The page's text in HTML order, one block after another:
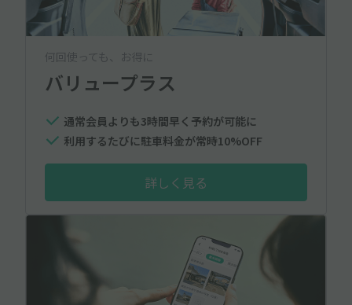
何回使っても、お得に
バリュープラス
通常会員よりも3時間早く予約が可能に
利用するたびに駐車料金が常時10%OFF
詳しく見る